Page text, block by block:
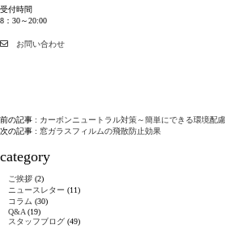
受付時間
8：30～20:00
お問い合わせ
前の記事 : カーボンニュートラル対策～簡単にできる環境配
次の記事 : 窓ガラスフィルムの飛散防止効果
category
ご挨拶 (2)
ニュースレター (11)
コラム (30)
Q&A (19)
スタッフブログ (49)